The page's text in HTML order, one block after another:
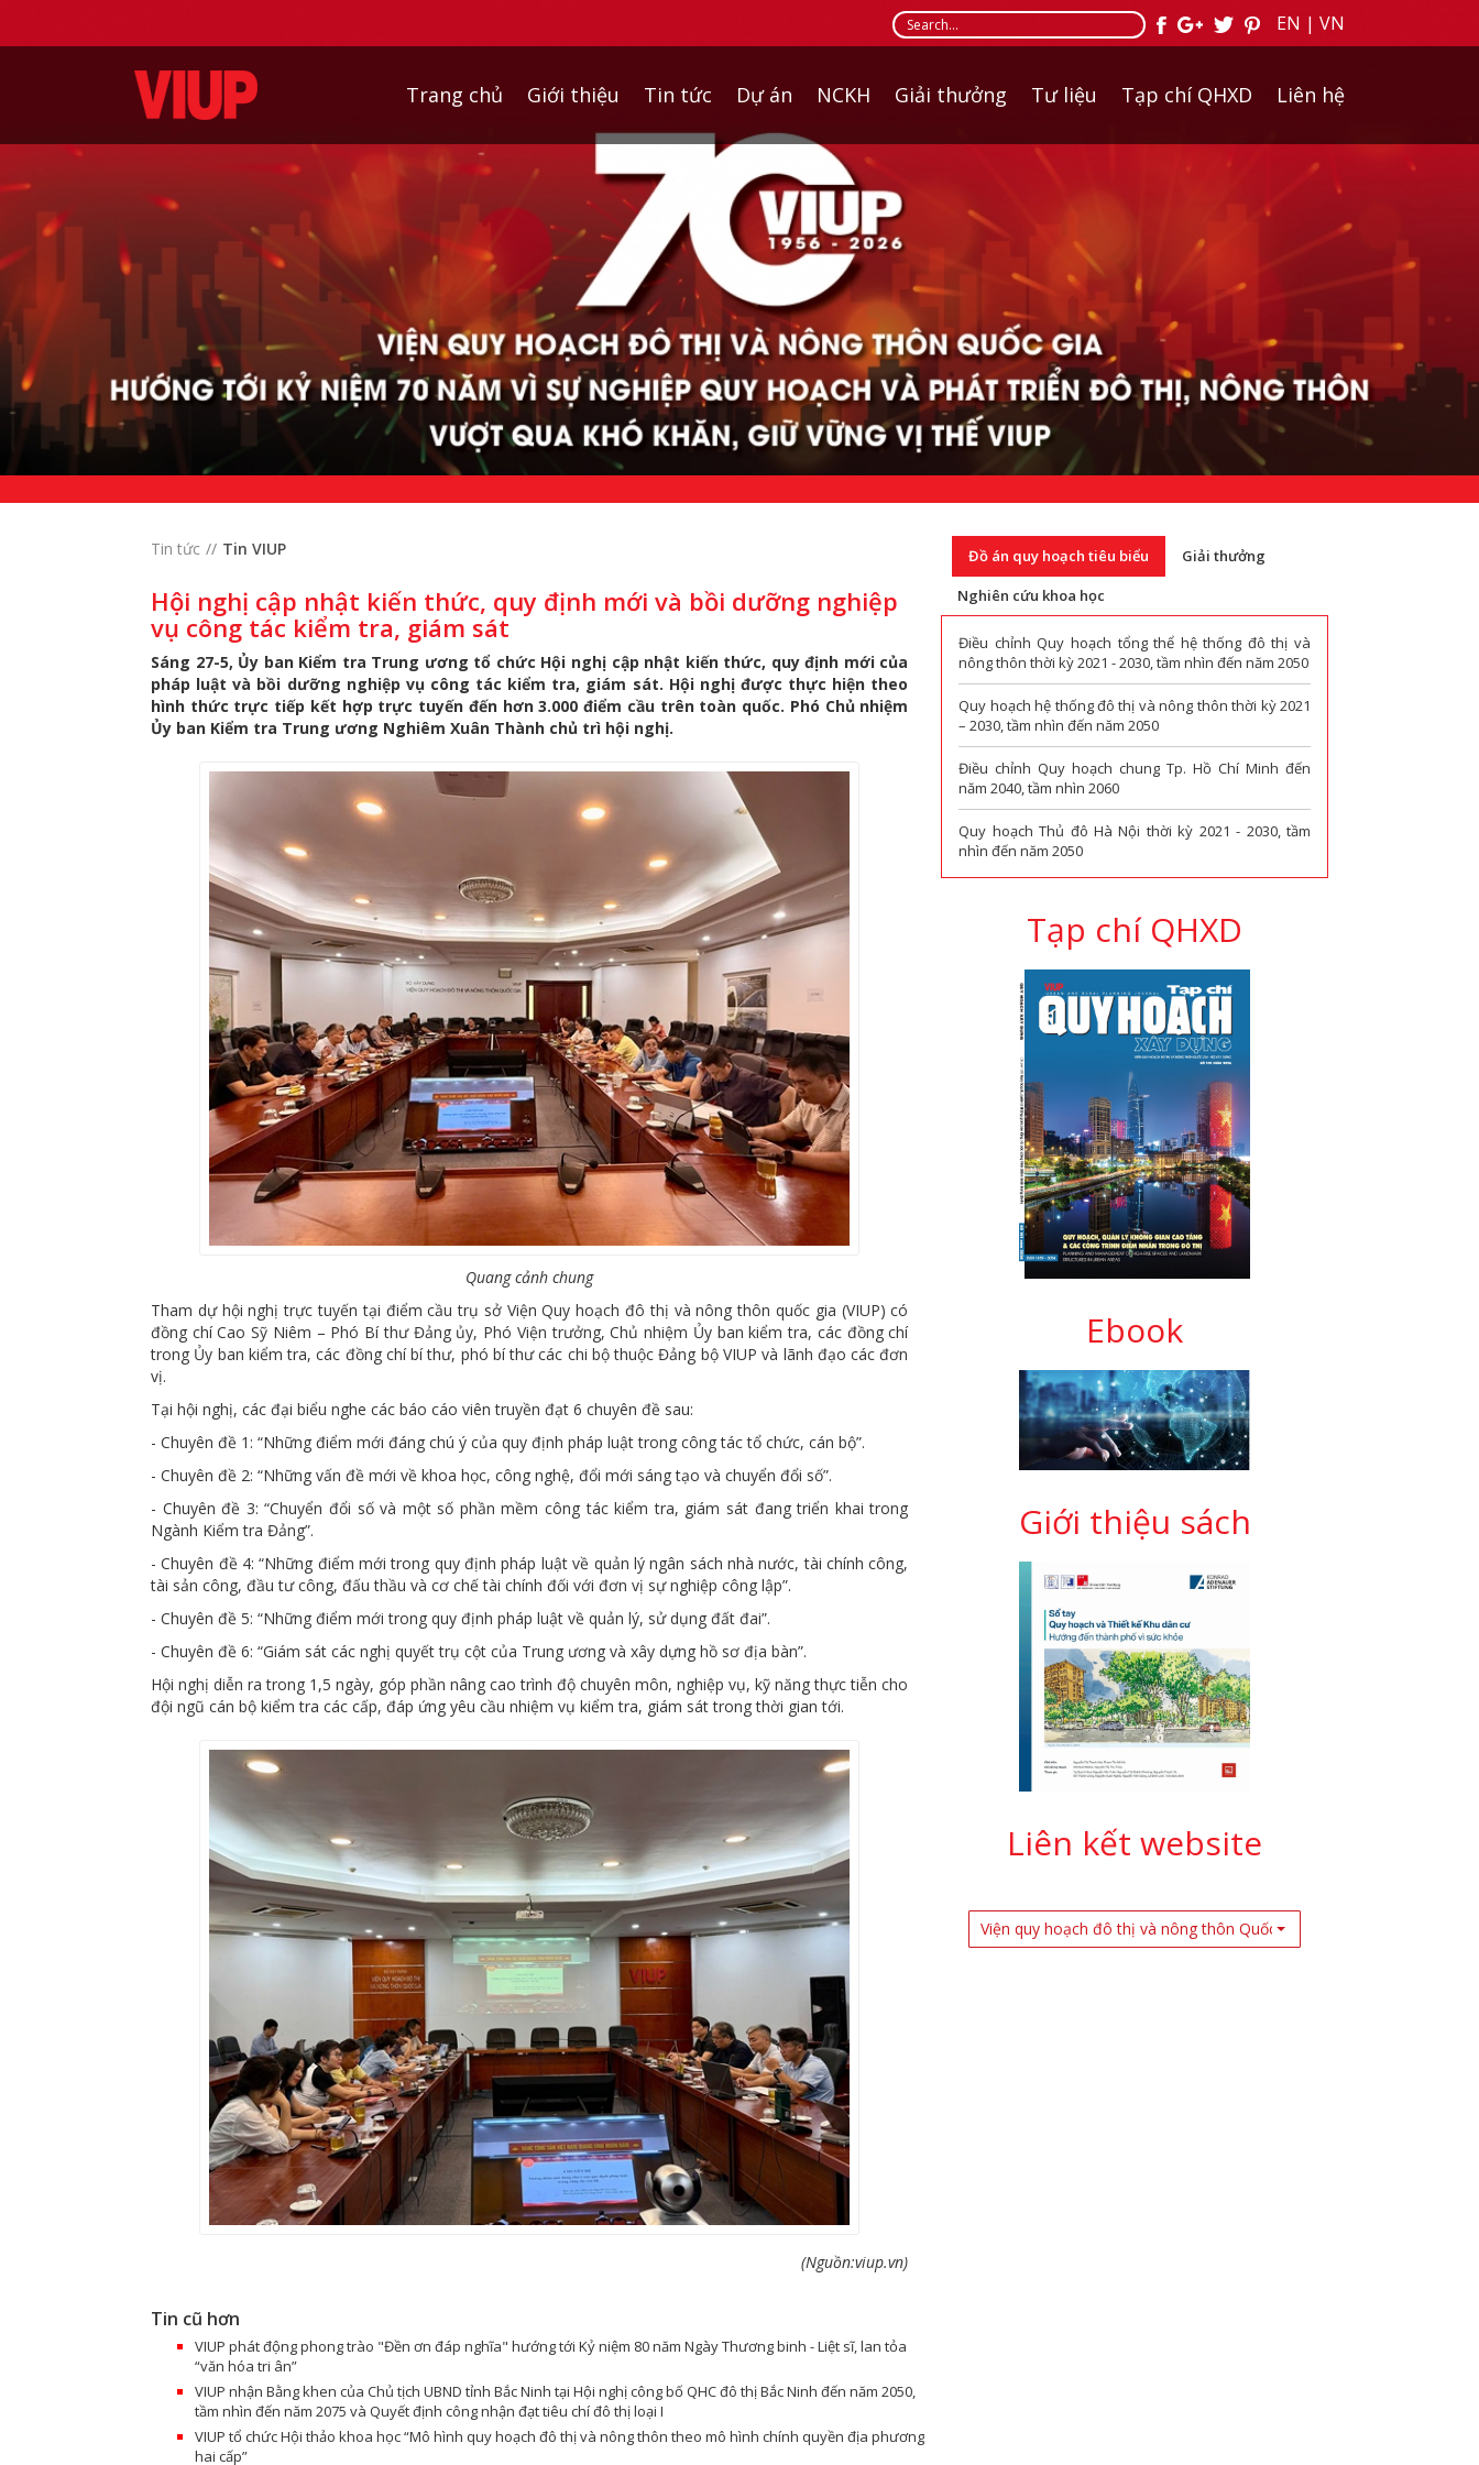
EN | VN
Trang chủ Giới thiệu Tin tức Dự án NCKH Giải thưởng Tư liệu Tạp chí QHXD Liên hệ
Tin tức Tin VIUP
Hội nghị cập nhật kiến thức, quy định mới và bồi dưỡng nghiệp
vụ công tác kiểm tra, giám sát
Sáng 27-5, Ủy ban Kiểm tra Trung ương tổ chức Hội nghị cập nhật kiến thức, quy định mới của
pháp luật và bồi dưỡng nghiệp vụ công tác kiểm tra, giám sát. Hội nghị được thực hiện theo
hình thức trực tiếp kết hợp trực tuyến đến hơn 3.000 điểm cầu trên toàn quốc. Phó Chủ nhiệm
Ủy ban Kiểm tra Trung ương Nghiêm Xuân Thành chủ trì hội nghị.
Quang cảnh chung
Tham dự hội nghị trực tuyến tại điểm cầu trụ sở Viện Quy hoạch đô thị và nông thôn quốc gia (VIUP) có
đồng chí Cao Sỹ Niêm – Phó Bí thư Đảng ủy, Phó Viện trưởng, Chủ nhiệm Ủy ban kiểm tra, các đồng chí
trong Ủy ban kiểm tra, các đồng chí bí thư, phó bí thư các chi bộ thuộc Đảng bộ VIUP và lãnh đạo các đơn
vị.
Tại hội nghị, các đại biểu nghe các báo cáo viên truyền đạt 6 chuyên đề sau:
- Chuyên đề 1: “Những điểm mới đáng chú ý của quy định pháp luật trong công tác tổ chức, cán bộ”.
- Chuyên đề 2: “Những vấn đề mới về khoa học, công nghệ, đổi mới sáng tạo và chuyển đổi số”.
- Chuyên đề 3: “Chuyển đổi số và một số phần mềm công tác kiểm tra, giám sát đang triển khai trong
Ngành Kiểm tra Đảng”.
- Chuyên đề 4: “Những điểm mới trong quy định pháp luật về quản lý ngân sách nhà nước, tài chính công,
tài sản công, đầu tư công, đấu thầu và cơ chế tài chính đối với đơn vị sự nghiệp công lập”.
- Chuyên đề 5: “Những điểm mới trong quy định pháp luật về quản lý, sử dụng đất đai”.
- Chuyên đề 6: “Giám sát các nghị quyết trụ cột của Trung ương và xây dựng hồ sơ địa bàn”.
Hội nghị diễn ra trong 1,5 ngày, góp phần nâng cao trình độ chuyên môn, nghiệp vụ, kỹ năng thực tiễn cho
đội ngũ cán bộ kiểm tra các cấp, đáp ứng yêu cầu nhiệm vụ kiểm tra, giám sát trong thời gian tới.
(Nguồn:viup.vn)
Tin cũ hơn
VIUP phát động phong trào "Đền ơn đáp nghĩa" hướng tới Kỷ niệm 80 năm Ngày Thương binh - Liệt sĩ, lan tỏa
“văn hóa tri ân”
VIUP nhận Bằng khen của Chủ tịch UBND tỉnh Bắc Ninh tại Hội nghị công bố QHC đô thị Bắc Ninh đến năm 2050,
tầm nhìn đến năm 2075 và Quyết định công nhận đạt tiêu chí đô thị loại I
VIUP tổ chức Hội thảo khoa học “Mô hình quy hoạch đô thị và nông thôn theo mô hình chính quyền địa phương
hai cấp”
Đồ án quy hoạch tiêu biểu
Giải thưởng
Nghiên cứu khoa học
Điều chỉnh Quy hoạch tổng thể hệ thống đô thị và
nông thôn thời kỳ 2021 - 2030, tầm nhìn đến năm 2050
Quy hoạch hệ thống đô thị và nông thôn thời kỳ 2021
– 2030, tầm nhìn đến năm 2050
Điều chỉnh Quy hoạch chung Tp. Hồ Chí Minh đến
năm 2040, tầm nhìn 2060
Quy hoạch Thủ đô Hà Nội thời kỳ 2021 - 2030, tầm
nhìn đến năm 2050
Tạp chí QHXD
Ebook
Giới thiệu sách
Liên kết website
Viện quy hoạch đô thị và nông thôn Quốc Gia